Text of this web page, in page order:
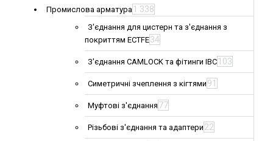
Промислова арматура 1 338
З'єднання для цистерн та з'єднання з
покриттям ECTFE34
З'єднання CAMLOCK та фітинги IBC 103
Симетричні зчеплення з кігтями 91
Муфтові з'єднання 77
Різьбові з'єднання та адаптери 22